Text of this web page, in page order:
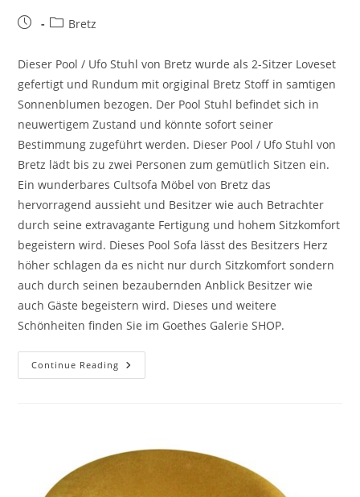
Bretz
Dieser Pool / Ufo Stuhl von Bretz wurde als 2-Sitzer Loveset
gefertigt und Rundum mit orgiginal Bretz Stoff in samtigen
Sonnenblumen bezogen. Der Pool Stuhl befindet sich in
neuwertigem Zustand und könnte sofort seiner
Bestimmung zugeführt werden. Dieser Pool / Ufo Stuhl von
Bretz lädt bis zu zwei Personen zum gemütlich Sitzen ein.
Ein wunderbares Cultsofa Möbel von Bretz das
hervorragend aussieht und Besitzer wie auch Betrachter
durch seine extravagante Fertigung und hohem Sitzkomfort
begeistern wird. Dieses Pool Sofa lässt des Besitzers Herz
höher schlagen da es nicht nur durch Sitzkomfort sondern
auch durch seinen bezaubernden Anblick Besitzer wie
auch Gäste begeistern wird. Dieses und weitere
Schönheiten finden Sie im Goethes Galerie SHOP.
Continue Reading